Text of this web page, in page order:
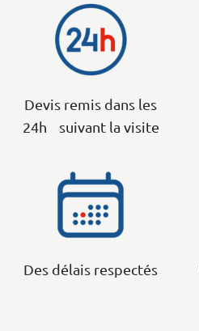
Devis remis dans les
24h suivant la visite
Des délais respectés